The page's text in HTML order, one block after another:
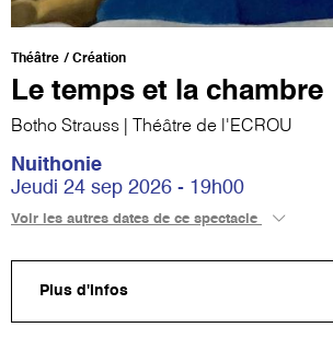
Théâtre Création
Le temps et la chambre
Botho Strauss | Théâtre de l'ECROU
Nuithonie
Jeudi 24 sep 2026 - 19h00
Voir les autres dates de ce spectacle
Plus d'infos